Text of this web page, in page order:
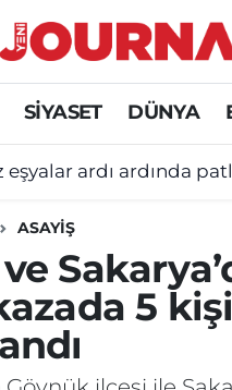
SİYASET DÜNYA
eşyalar ardı ardında
ASAYİŞ
5 kişi
HABER
Eczaneler
Durumu
Lig Puan Durumu ve
Haberleri